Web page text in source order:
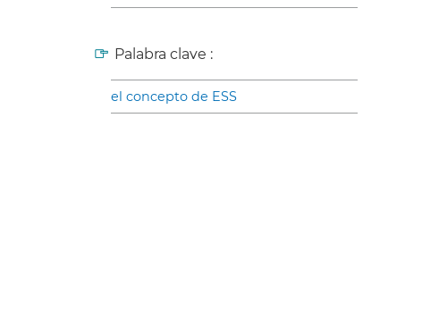
Palabra clave :
el concepto de ESS